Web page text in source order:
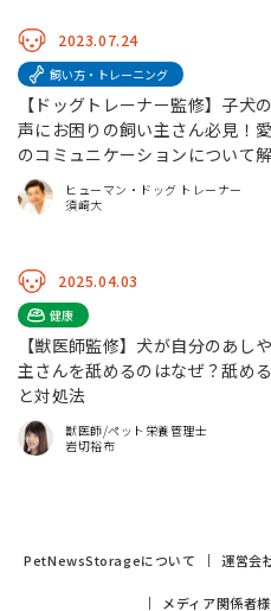
2023.07.24
飼い方・トレーニング
【ドッグトレーナー監修】子犬
声にお困りの飼い主さん必見！
のコミュニケーションについて
ヒューマン・ドッグ トレーナー
須﨑大
2025.04.03
健康
【獣医師監修】犬が自分のあし
主さんを舐めるのはなぜ？舐め
と対処法
獣医師/ペット栄養管理士
岩切裕布
PetNewsStorageについて 運営会
メディア関係者